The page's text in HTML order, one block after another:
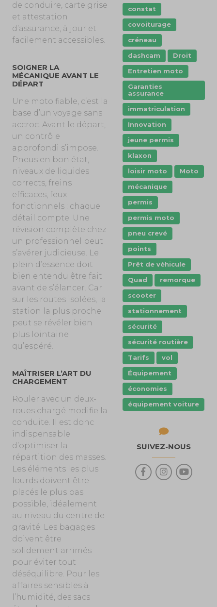
de conduire, carte grise
et attestation
d’assurance, à jour et
facilement accessibles.
SOIGNER LA
MÉCANIQUE AVANT LE
DÉPART
Une moto fiable, c’est la
base d’un voyage sans
accroc. Avant le départ,
un contrôle
approfondi s’impose.
Pneus en bon état,
niveaux de liquides
corrects, freins
efficaces, feux
fonctionnels : chaque
détail compte. Une
révision complète chez
un professionnel peut
s’avérer judicieuse. Le
plein d’essence doit
bien entendu être fait
avant de s’élancer. Car
sur les routes isolées, la
station la plus proche
peut se révéler bien
plus lointaine
qu’espéré.
MAÎTRISER L’ART DU
CHARGEMENT
Rouler avec un deux-
roues chargé modifie la
conduite. Il est donc
indispensable
d’optimiser la
répartition des masses.
Les éléments les plus
lourds doivent être
placés le plus bas
possible, idéalement
au niveau du centre de
gravité. Les bagages
doivent être
solidement arrimés
pour éviter tout
déséquilibre. Pour les
affaires sensibles à
l’humidité, des sacs
constat
covoiturage
créneau
dashcam
Droit
Entretien moto
Garanties
assurance
immatriculation
Innovation
jeune permis
klaxon
loisir moto
Moto
mécanique
permis
permis moto
pneu crevé
points
Prêt de véhicule
Quad
remorque
scooter
stationnement
sécurité
sécurité routière
Tarifs
vol
Équipement
économies
équipement voiture
SUIVEZ-NOUS